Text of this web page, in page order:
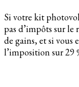
Si votre kit
pas d’impôts sur le
de gains, et si vous
l’imposition sur 29